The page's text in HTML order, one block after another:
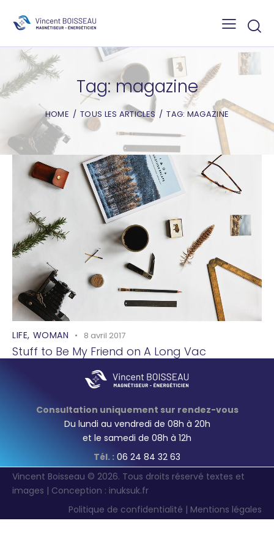
Tag: magazine
HOME TOUS LES ARTICLES TAG: MAGAZINE
LIFE, WOMAN 8 avril 2017
Stuff to Be My Friend on A Long Vac
Consultation uniquement sur rendez-vous
Du lundi au vendredi de 08h à 20h
et le samedi de 08h à 12h
Tél. : 06 24 84 32 63
Vincent Boisseau © 2026. Tous droits réservé textes et
images | Conception : inuksuk.fr
Politique de confidentialité | Mentions légales